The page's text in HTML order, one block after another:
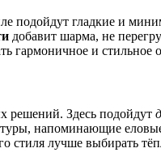
подойдут гладкие и
добавит шарма, не
гармоничное и стильное
решений. Здесь подойдут
напоминающие
стиля лучше выбирать